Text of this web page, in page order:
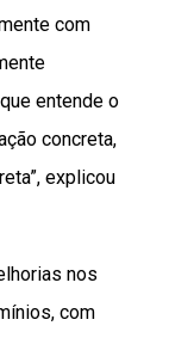
com
entende o
concreta,
explicou
nos
com